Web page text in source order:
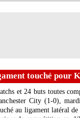
touché pour
et 24 buts toutes
City (1-0),
au ligament latéral